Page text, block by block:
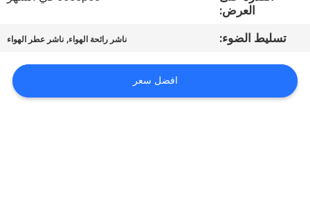
المعمل
مراقبة
الجودة
العرض:
تسليط الضوء: ناشر رائحة الهواء, ناشر عطر الهواء
افضل سعر